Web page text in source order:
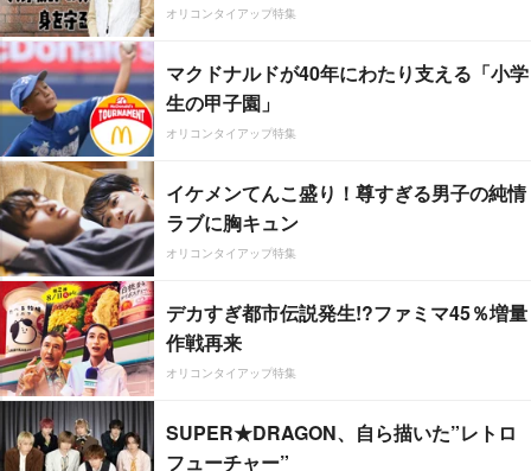
オリコンタイアップ特集
マクドナルドが40年にわたり支える「小学
生の甲子園」
オリコンタイアップ特集
イケメンてんこ盛り！尊すぎる男子の純情
ラブに胸キュン
オリコンタイアップ特集
デカすぎ都市伝説発生!?ファミマ45％増量
作戦再来
オリコンタイアップ特集
SUPER★DRAGON、自ら描いた”レトロ
フューチャー”